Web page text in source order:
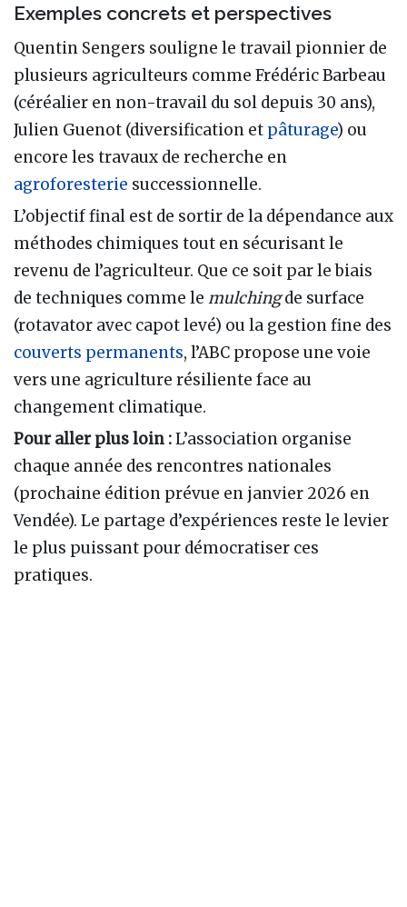
Exemples concrets et perspectives
Quentin Sengers souligne le travail pionnier de
plusieurs agriculteurs comme Frédéric Barbeau
(céréalier en non-travail du sol depuis 30 ans),
Julien Guenot (diversification et pâturage) ou
encore les travaux de recherche en
agroforesterie successionnelle.
L’objectif final est de sortir de la dépendance aux
méthodes chimiques tout en sécurisant le
revenu de l’agriculteur. Que ce soit par le biais
de techniques comme le mulchingde surface
(rotavator avec capot levé) ou la gestion fine des
couverts permanents, l’ABC propose une voie
vers une agriculture résiliente face au
changement climatique.
Pour aller plus loin :L’association organise
chaque année des rencontres nationales
(prochaine édition prévue en janvier 2026 en
Vendée). Le partage d’expériences reste le levier
le plus puissant pour démocratiser ces
pratiques.